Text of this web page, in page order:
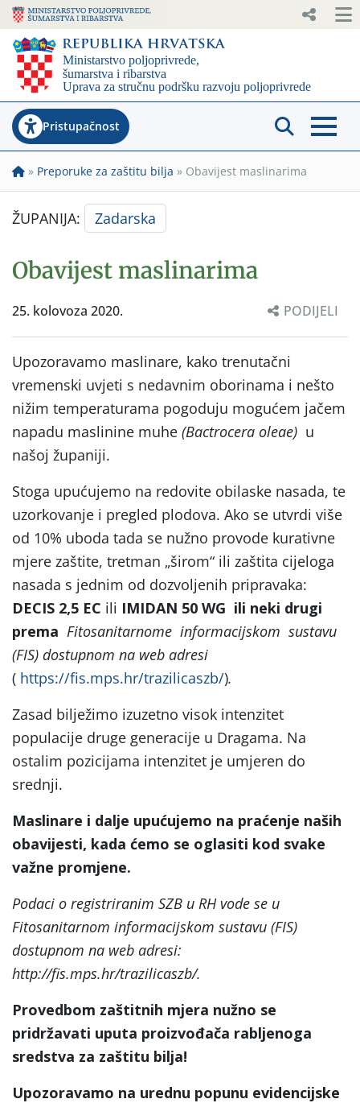
Pristupačnost
» Preporuke za zaštitu bilja » Obavijest maslinarima
ŽUPANIJA: Zadarska
Obavijest maslinarima
25. kolovoza 2020. PODIJELI
Upozoravamo maslinare, kako trenutačni
vremenski uvjeti s nedavnim oborinama i nešto
nižim temperaturama pogoduju mogućem jačem
napadu maslinine muhe (Bactrocera oleae) u
našoj županiji.
Stoga upućujemo na redovite obilaske nasada, te
uzorkovanje i pregled plodova. Ako se utvrdi više
od 10% uboda tada se nužno provode kurativne
mjere zaštite, tretman „širom“ ili zaštita cijeloga
nasada s jednim od dozvoljenih pripravaka:
DECIS 2,5 EC ili IMIDAN 50 WG ili neki drugi
prema Fitosanitarnome informacijskom sustavu
(FIS) dostupnom na web adresi
( https://fis.mps.hr/trazilicaszb/).
Zasad bilježimo izuzetno visok intenzitet
populacije druge generacije u Dragama. Na
ostalim pozicijama intenzitet je umjeren do
srednji.
Maslinare i dalje upućujemo na praćenje naših
obavijesti, kada ćemo se oglasiti kod svake
važne promjene.
Podaci o registriranim SZB u RH vode se u
Fitosanitarnom informacijskom sustavu (FIS)
dostupnom na web adresi:
http://fis.mps.hr/trazilicaszb/.
Provedbom zaštitnih mjera nužno se
pridržavati uputa proizvođača rabljenoga
sredstva za zaštitu bilja!
Upozoravamo na urednu popunu evidencijske